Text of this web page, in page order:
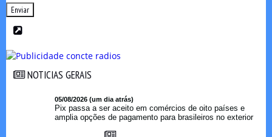
Enviar
NOTICIAS GERAIS
05/08/2026 (um dia atrás)
Pix passa a ser aceito em comércios de oito países e
amplia opções de pagamento para brasileiros no exterior